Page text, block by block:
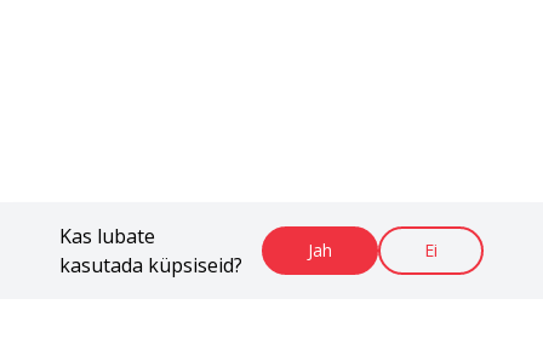
Kas lubate
kasutada küpsiseid?
Jah Ei